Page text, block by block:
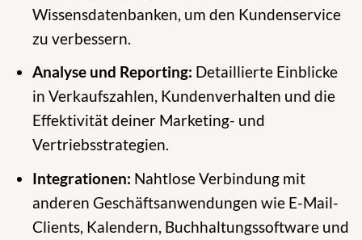
Wissensdatenbanken, um den Kundenservice
zu verbessern.
Analyse und Reporting: Detaillierte Einblicke
in Verkaufszahlen, Kundenverhalten und die
Effektivität deiner Marketing- und
Vertriebsstrategien.
Integrationen: Nahtlose Verbindung mit
anderen Geschäftsanwendungen wie E-Mail-
Clients, Kalendern, Buchhaltungssoftware und